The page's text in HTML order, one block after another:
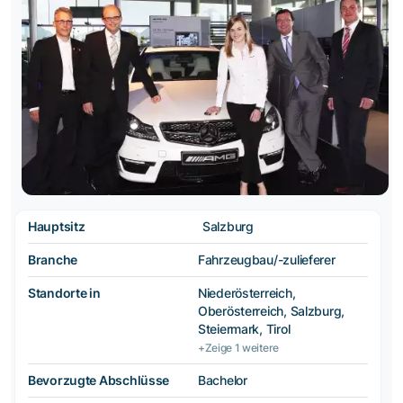
Hauptsitz Salzburg
Branche Fahrzeugbau/-zulieferer
Standorte in
Niederösterreich,
Oberösterreich, Salzburg,
Steiermark, Tirol
+Zeige 1 weitere
Bevorzugte Abschlüsse Bachelor